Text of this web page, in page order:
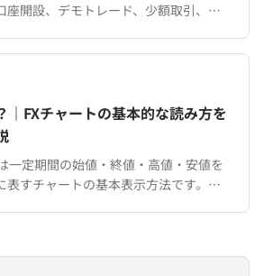
座開設、デモトレード、少額取引、自
わかりやすく紹介します。
｜FXチャートの基本的な読み方を
一定期間の始値・終値・高値・安値を
表すチャートの基本表示方法です。陽